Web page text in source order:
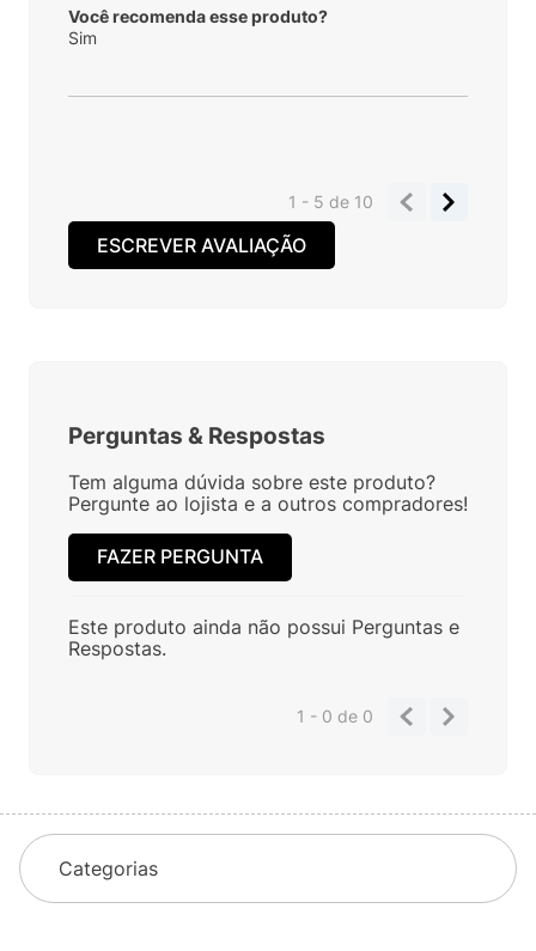
Você recomenda esse produto?
Sim
1 - 5de 10
ESCREVER AVALIAÇÃO
Perguntas & Respostas
Tem alguma dúvida sobre este produto?
Pergunte ao lojista e a outros compradores!
FAZER PERGUNTA
Este produto ainda não possui Perguntas e
Respostas.
1 - 0de 0
Categorias